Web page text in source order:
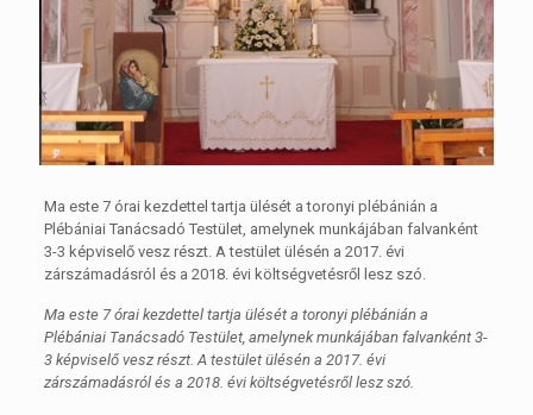
Ma este 7 órai kezdettel tartja ülését a toronyi plébánián a
Plébániai Tanácsadó Testület, amelynek munkájában falvanként
3-3 képviselő vesz részt. A testület ülésén a 2017. évi
zárszámadásról és a 2018. évi költségvetésről lesz szó.
Ma este 7 órai kezdettel tartja ülését a toronyi plébánián a
Plébániai Tanácsadó Testület, amelynek munkájában falvanként 3-
3 képviselő vesz részt. A testület ülésén a 2017. évi
zárszámadásról és a 2018. évi költségvetésről lesz szó.